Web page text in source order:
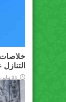
خلاصات
31 يناير، 2020